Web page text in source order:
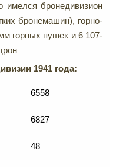
бронедивизион
бронемашин), горно-
горных пушек и 6 107-
1941 года:
6558
6827
48